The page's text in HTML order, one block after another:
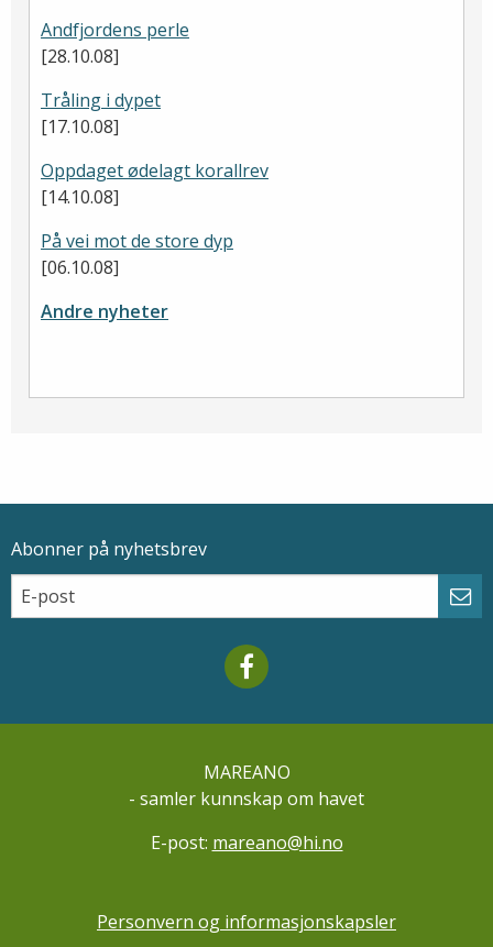
Andfjordens perle
[28.10.08]
Tråling i dypet
[17.10.08]
Oppdaget ødelagt korallrev
[14.10.08]
På vei mot de store dyp
[06.10.08]
Andre nyheter
Epostadresse
Abonner på nyhetsbrev
Email
Mareano facebook
MAREANO
- samler kunnskap om havet
E-post: mareano@hi.no
Personvern og informasjonskapsler